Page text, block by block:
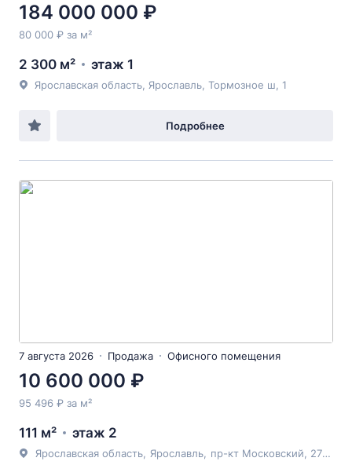
184 000 000 ₽
80 000 ₽ за м²
2 300 м² этаж 1
Ярославская область, Ярославль, Тормозное ш, 1
Подробнее
7 августа 2026 Продажа Офисного помещения
10 600 000 ₽
95 496 ₽ за м²
111 м² этаж 2
Ярославская область Ярославль пр-кт Московский , 27/14